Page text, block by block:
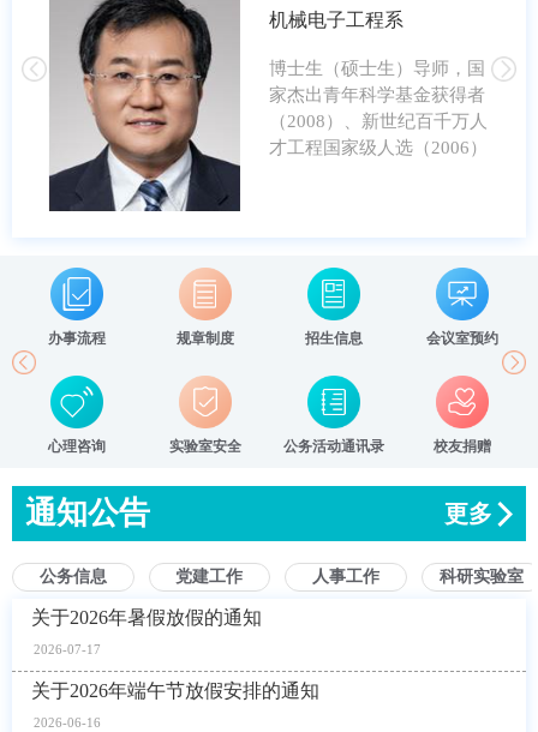
机械电子工程系
博士生（硕士生）导师，国
家杰出青年科学基金获得者
（2008）、新世纪百千万人
才工程国家级人选（2006）
教授
机械学系
全国模范教师、 “万人计
划”（教学名师）和第六届
高等学校教学名师奖获得
办事流程 规章制度 招生信息 会议室预约
心理咨询 实验室安全 公务活动通讯录 校友捐赠
通知公告 更多
公务信息 党建工作 人事工作 科研实验室
关于2026年暑假放假的通知
2026-07-17
关于2026年端午节放假安排的通知
2026-06-16